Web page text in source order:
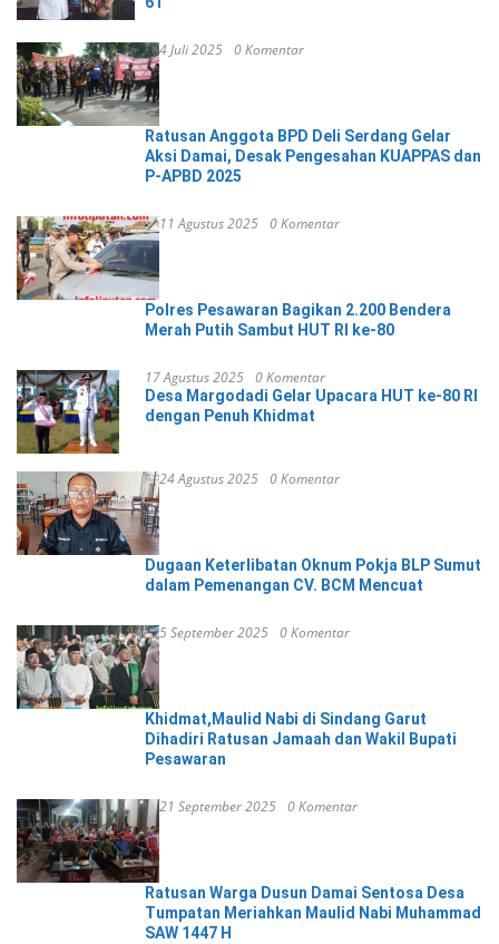
4 Juli 2025 0 Komentar
Ratusan Anggota BPD Deli Serdang Gelar
Aksi Damai, Desak Pengesahan KUAPPAS dan
P-APBD 2025
11 Agustus 2025 0 Komentar
Polres Pesawaran Bagikan 2.200 Bendera
Merah Putih Sambut HUT RI ke-80
17 Agustus 2025 0 Komentar
Desa Margodadi Gelar Upacara HUT ke-80 RI
dengan Penuh Khidmat
24 Agustus 2025 0 Komentar
Dugaan Keterlibatan Oknum Pokja BLP Sumut
dalam Pemenangan CV. BCM Mencuat
5 September 2025 0 Komentar
Khidmat,Maulid Nabi di Sindang Garut
Dihadiri Ratusan Jamaah dan Wakil Bupati
Pesawaran
21 September 2025 0 Komentar
Ratusan Warga Dusun Damai Sentosa Desa
Tumpatan Meriahkan Maulid Nabi Muhammad
SAW 1447 H